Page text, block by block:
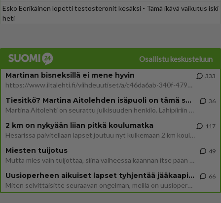
Esko Eerikäinen lopetti testosteronit kesäksi - Tämä ikävä vaikutus iski
heti
Osallistu keskusteluun
Martinan bisneksillä ei mene hyvin
https://www.iltalehti.fi/viihdeuutiset/a/c46da6ab-340f-4790-aaa7-0865eed2336 Yrityksen konkurssihakemus on tullut kärä
333
Tiesitkö? Martina Aitolehden isäpuoli on tämä suosittu laulaja
Martina Aitolehti on seurattu julkisuuden henkilö. Lähipiiriin mahtuu muitakin tunnettuja henkilöitä. Tiesitkö, että Ma
36
2 km on nykyään liian pitkä koulumatka
Hesarissa päivitellään lapset joutuu nyt kulkemaan 2 km kouluun jösses. Ruostefillarilla tuo matka menee vaikka miten äk
117
Miesten tuijotus
Mutta mies vain tuijottaa, siinä vaiheessa käännän itse pään pois. Mikä juttu? Yleensä jos joku tuijottaa tai katsoo, hä
49
Uusioperheen aikuiset lapset tyhjentää jääkaapin käydessään
Miten selvittäisitte seuraavan ongelman, meillä on uusioperhe, minulla teini-ikäiset lapset ja puolisolla aikuiset, jotk
66